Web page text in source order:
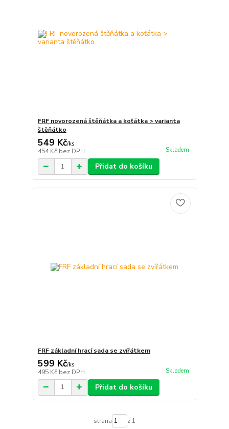
FRF novorozená štěňátka a koťátka > varianta
štěňátko
549 Kč/ks
454 Kč bez DPH Skladem
Přidat do košíku
FRF základní hrací sada se zvířátkem
599 Kč/ks
495 Kč bez DPH Skladem
Přidat do košíku
strana z 1